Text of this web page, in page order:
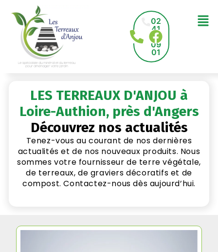
02
41
78
09
01
LES TERREAUX D'ANJOU à
Loire-Authion, près d'Angers
Découvrez nos actualités
Tenez-vous au courant de nos dernières
actualités et de nos nouveaux produits. Nous
sommes votre fournisseur de terre végétale,
de terreaux, de graviers décoratifs et de
compost. Contactez-nous dès aujourd’hui.